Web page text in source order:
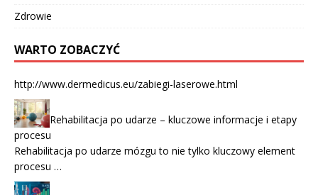
Zdrowie
WARTO ZOBACZYĆ
http://www.dermedicus.eu/zabiegi-laserowe.html
Rehabilitacja po udarze – kluczowe informacje i etapy
procesu
Rehabilitacja po udarze mózgu to nie tylko kluczowy element
procesu …